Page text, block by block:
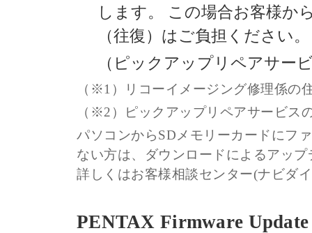
します。 この場合お客様か
（往復）はご負担ください。
（ピックアップリペアサー
（※1）リコーイメージング修理係の
（※2）ピックアップリペアサービス
パソコンからSDメモリーカードにフ
ない方は、ダウンロードによるアッ
詳しくはお客様相談センター(ナビダ
PENTAX Firmware